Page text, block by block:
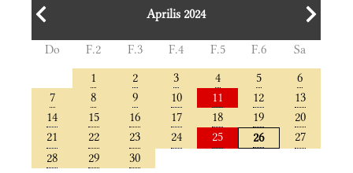
Aprilis 2024
Do F.2 F.3 F.4 F.5 F.6
Sa
1
2 3 4 5
6
7
8 9 10 11 12
13
14
15 16 17 18 19
20
21
22 23 24 25 26
27
28
29 30